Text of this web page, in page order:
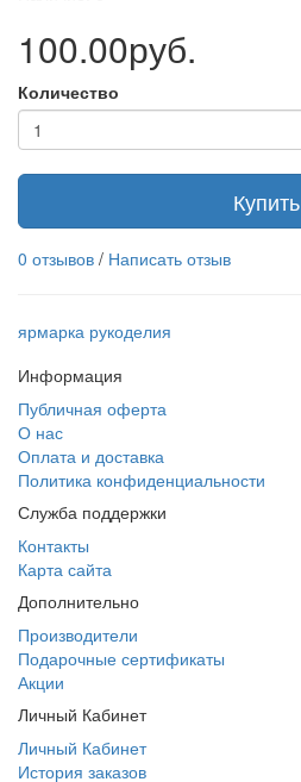
100.00руб.
Количество
Купить
0 отзывов / Написать отзыв
ярмарка рукоделия
Информация
Публичная оферта
О нас
Оплата и доставка
Политика конфиденциальности
Служба поддержки
Контакты
Карта сайта
Дополнительно
Производители
Подарочные сертификаты
Акции
Личный Кабинет
Личный Кабинет
История заказов